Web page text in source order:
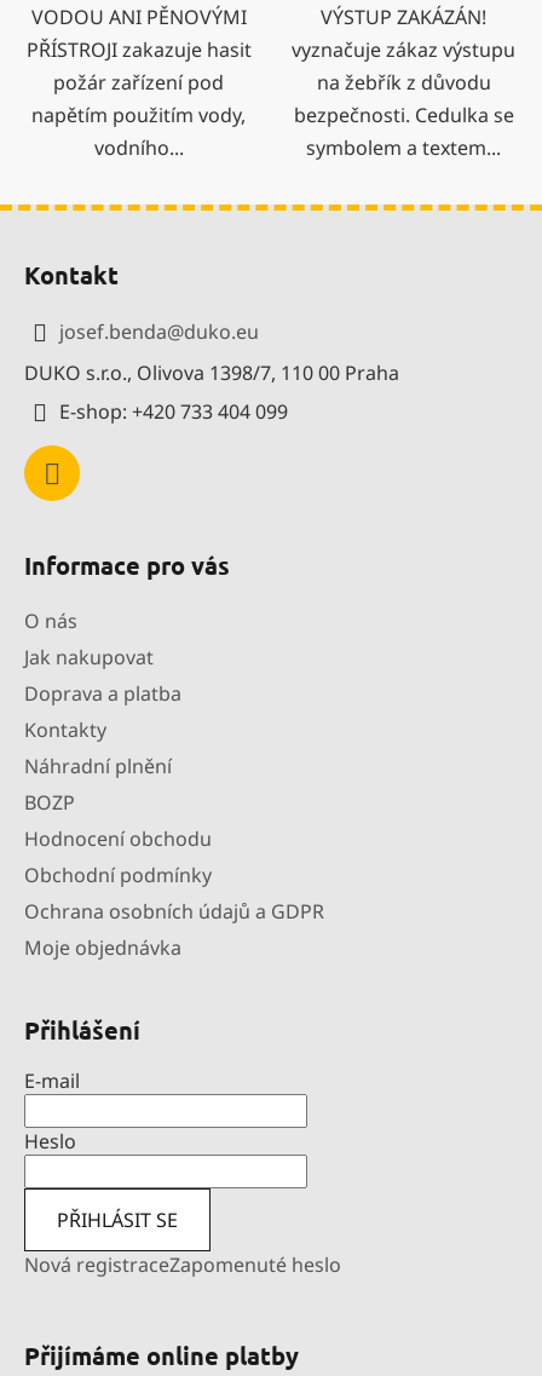
VODOU ANI PĚNOVÝMI
PŘÍSTROJI zakazuje hasit
požár zařízení pod
napětím použitím vody,
vodního...
VÝSTUP ZAKÁZÁN!
vyznačuje zákaz výstupu
na žebřík z důvodu
bezpečnosti. Cedulka se
symbolem a textem...
Kontakt
josef.benda@duko.eu
DUKO s.r.o., Olivova 1398/7, 110 00 Praha
E-shop: +420 733 404 099
Informace pro vás
O nás
Jak nakupovat
Doprava a platba
Kontakty
Náhradní plnění
BOZP
Hodnocení obchodu
Obchodní podmínky
Ochrana osobních údajů a GDPR
Moje objednávka
Přihlášení
E-mail
Heslo
PŘIHLÁSIT SE
Nová registraceZapomenuté heslo
Přijímáme online platby